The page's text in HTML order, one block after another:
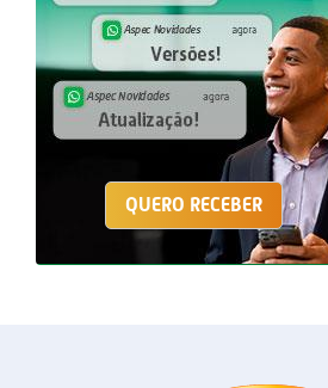
QUERO RECEBER